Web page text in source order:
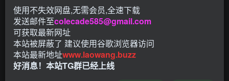
假彩视界tv版是一款视频播放神器，这里有丰富的影视资
源，并且详细分了为各个专区，想看什么只要点击所对于的
专区就可以快速进入，发现里面更多的精彩影视。此外还有
搜索和历史功能，给大家带来更好的影视体验。
使用不失效网盘,无需会员,全速下载
发送邮件至colecade585@gmail.com
可获取最新网址
本站被屏蔽了 建议使用谷歌浏览器访问
本站最新地址www.laowang.buzz
好消息！本站TG群已经上线